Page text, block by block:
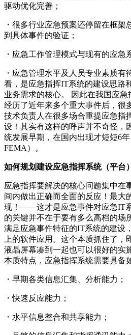
驱动优化完善；
・很多行业应急预案还停留在框
到具体事件的验证；
・应急工作管理模式与现有的应急
・应急管理水平及人员专业素质有
看，是应急指挥IT系统的建设思路
业务需求的核心。 因此在我国应
经历了近年来多个重大事件后，很
技术负责人在很多场合重提应急指
设！其实有这样的呼声并不奇怪，
统发展早期，在国内出现才短短6
FEMA）。
如何规划建设应急指挥系统（平台）
应急指挥要解决的核心问题集中在
间内做出正确而全面的反应！最大
现！――这才是应急事件对应急IT
的关键并不在于要有多么高档的场
满足应急事件特征的IT系统的建设
上的软件应用。这个本质抓住了
液晶屏幕凑到一起也可以很好的实
本质特点，应急指挥系统需要具备
・早期各类信息汇集、分析能力；
・快速反应能力；
・水平信息整合和共享能力；